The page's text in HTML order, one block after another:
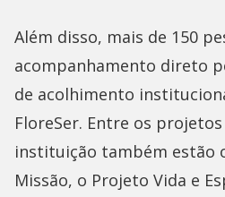
Além disso, mais de 150
acompanhamento direto
de acolhimento
FloreSer. Entre os
instituição também estão
Missão, o Projeto Vida e